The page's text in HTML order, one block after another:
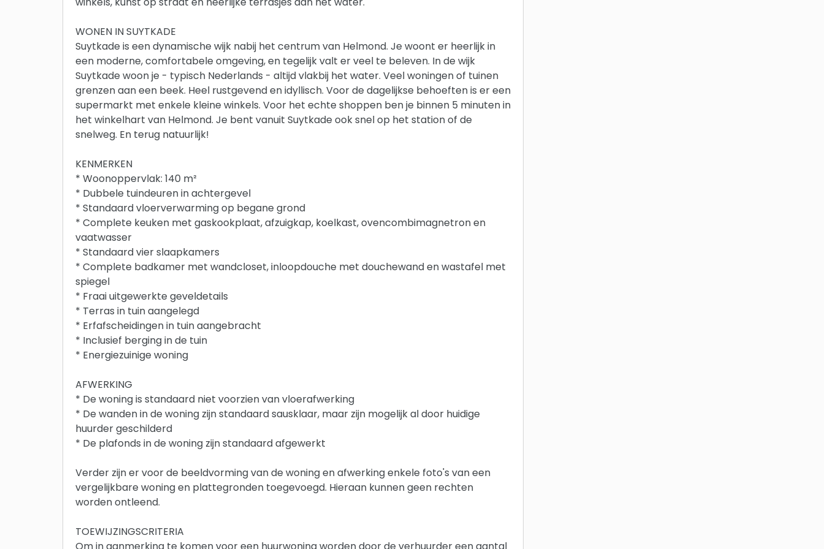
WONEN IN SUYTKADE
Suytkade is een dynamische wijk nabij het centrum van Helmond. Je woont er heerlijk in
een moderne, comfortabele omgeving, en tegelijk valt er veel te beleven. In de wijk
Suytkade woon je - typisch Nederlands - altijd vlakbij het water. Veel woningen of tuinen
grenzen aan een beek. Heel rustgevend en idyllisch. Voor de dagelijkse behoeften is er een
supermarkt met enkele kleine winkels. Voor het echte shoppen ben je binnen 5 minuten in
het winkelhart van Helmond. Je bent vanuit Suytkade ook snel op het station of de
snelweg. En terug natuurlijk!
KENMERKEN
* Woonoppervlak: 140 m²
* Dubbele tuindeuren in achtergevel
* Standaard vloerverwarming op begane grond
* Complete keuken met gaskookplaat, afzuigkap, koelkast, ovencombimagnetron en
vaatwasser
* Standaard vier slaapkamers
* Complete badkamer met wandcloset, inloopdouche met douchewand en wastafel met
spiegel
* Fraai uitgewerkte geveldetails
* Terras in tuin aangelegd
* Erfafscheidingen in tuin aangebracht
* Inclusief berging in de tuin
* Energiezuinige woning
AFWERKING
* De woning is standaard niet voorzien van vloerafwerking
* De wanden in de woning zijn standaard sausklaar, maar zijn mogelijk al door huidige
huurder geschilderd
* De plafonds in de woning zijn standaard afgewerkt
Verder zijn er voor de beeldvorming van de woning en afwerking enkele foto's van een
vergelijkbare woning en plattegronden toegevoegd. Hieraan kunnen geen rechten
worden ontleend.
TOEWIJZINGSCRITERIA
Om in aanmerking te komen voor een huurwoning worden door de verhuurder een aantal